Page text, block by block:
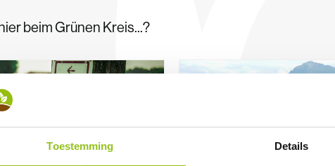
Toestemming Details
beim Grünen Kreis...?